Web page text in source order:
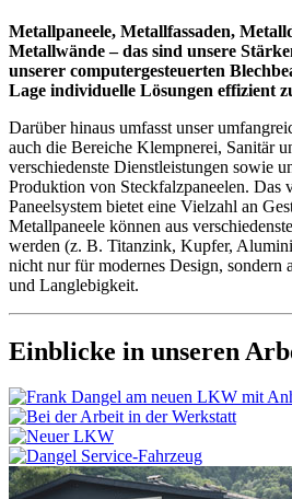
Metallpaneele, Metallfassaden,
Metallwände – das sind unsere
unserer computergesteuerten
Lage individuelle Lösungen effizient
Darüber hinaus umfasst unser
auch die Bereiche Klempnerei, Sanitär
verschiedenste Dienstleistungen sowie
Produktion von Steckfalzpaneelen. Das
Paneelsystem bietet eine Vielzahl an
Metallpaneele können aus
werden (z. B. Titanzink, Kupfer,
nicht nur für modernes Design, sondern
und Langlebigkeit.
Einblicke in unseren